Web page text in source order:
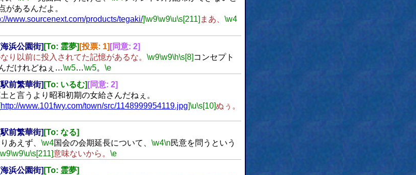
があるんだよ。
www.sourcenext.com/products/tegaki/]\w9\w9\u\s[211] まあ、 \w4
浜公園街] [To: 霊夢] [投票: 1] [同意: 2]
り以前に投入されてた記憶があるな。 \w9\w9\h\s[8] コンセプト
だけれどねぇ…\w5…\w5。 \e
前繁華街] [To: いるむ] [同意: 2]
と言うより昭和初期の女給さんだねぇ。
http://www.101fwy.com/town/src/1148999954119.jpg \u\s[10] ぬぅ。
前繁華街] [To: なる]
あえず、 \w4国会の会期延長について、 \w4\n民意を問うという
\w9\u\s[211]意味ないから。 \e
浜公園街] [To: 霊夢]